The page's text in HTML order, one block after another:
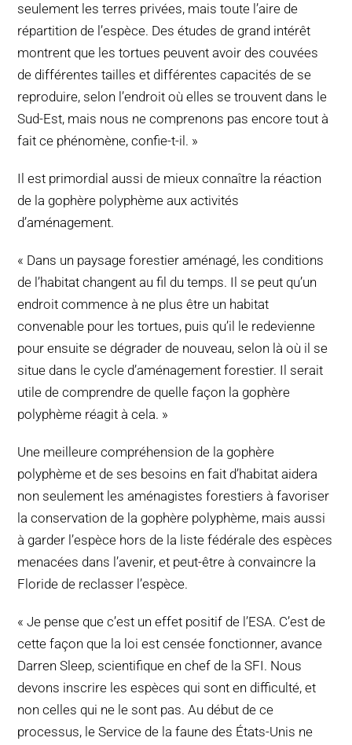
seulement les terres privées, mais toute l’aire de
répartition de l’espèce. Des études de grand intérêt
montrent que les tortues peuvent avoir des couvées
de différentes tailles et différentes capacités de se
reproduire, selon l’endroit où elles se trouvent dans le
Sud-Est, mais nous ne comprenons pas encore tout à
fait ce phénomène, confie-t-il. »
Il est primordial aussi de mieux connaître la réaction
de la gophère polyphème aux activités
d’aménagement.
« Dans un paysage forestier aménagé, les conditions
de l’habitat changent au fil du temps. Il se peut qu’un
endroit commence à ne plus être un habitat
convenable pour les tortues, puis qu’il le redevienne
pour ensuite se dégrader de nouveau, selon là où il se
situe dans le cycle d’aménagement forestier. Il serait
utile de comprendre de quelle façon la gophère
polyphème réagit à cela. »
Une meilleure compréhension de la gophère
polyphème et de ses besoins en fait d’habitat aidera
non seulement les aménagistes forestiers à favoriser
la conservation de la gophère polyphème, mais aussi
à garder l’espèce hors de la liste fédérale des espèces
menacées dans l’avenir, et peut-être à convaincre la
Floride de reclasser l’espèce.
« Je pense que c’est un effet positif de l’ESA. C’est de
cette façon que la loi est censée fonctionner, avance
Darren Sleep, scientifique en chef de la SFI. Nous
devons inscrire les espèces qui sont en difficulté, et
non celles qui ne le sont pas. Au début de ce
processus, le Service de la faune des États-Unis ne